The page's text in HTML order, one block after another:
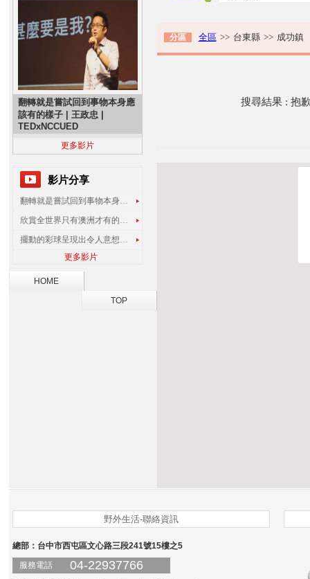
翻轉就是嘗試回到事物本身應
該有的樣子 | 王政忠 |
TEDxNCCUED
更多影片
影片分享
翻轉就是嘗試回到事物本身應該有的樣子 | 王政忠 | TEDxNCCUED
欣賞全世界只有澳洲才有的孔雀蜘蛛
擺動的彩球呈現出令人意想不到的視覺效果
更多影片
分區 全區 >> 台東縣 >> 成功鎮
搜尋結果 : 抱
HOME
TOP
野外生活-聯絡資訊
總部：台中市西屯區文心路三段241號15樓之5
服務電話
04-22937766